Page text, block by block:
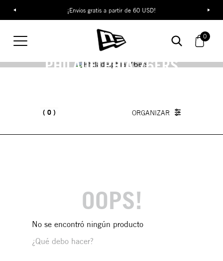
¡Envíos gratis a partir de 60 USD!
0
PHILADELPHIA 76ERS
0
OOPS!
No se encontró ningún producto
¿Qué debo hacer?